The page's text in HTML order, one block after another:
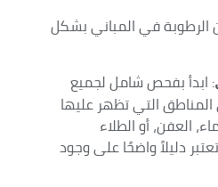
في المباني بشكل
: ابدأ بفحص شامل لجميع
المناطق التي تظهر عليها
العفن، أو الطلاء
دليلاً واضحًا على وجود